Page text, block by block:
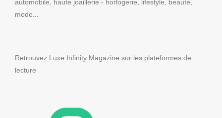
automobile, haute joaillerie - horlogerie, lifestyle, beauté,
mode...
Retrouvez Luxe Infinity Magazine sur les plateformes de
lecture